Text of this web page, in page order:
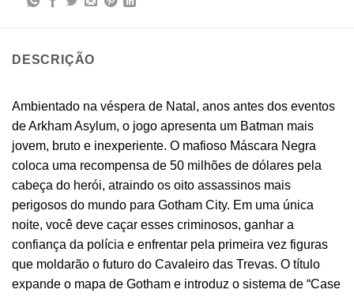
DESCRIÇÃO
Ambientado na véspera de Natal, anos antes dos eventos
de Arkham Asylum, o jogo apresenta um Batman mais
jovem, bruto e inexperiente. O mafioso Máscara Negra
coloca uma recompensa de 50 milhões de dólares pela
cabeça do herói, atraindo os oito assassinos mais
perigosos do mundo para Gotham City. Em uma única
noite, você deve caçar esses criminosos, ganhar a
confiança da polícia e enfrentar pela primeira vez figuras
que moldarão o futuro do Cavaleiro das Trevas. O título
expande o mapa de Gotham e introduz o sistema de “Case